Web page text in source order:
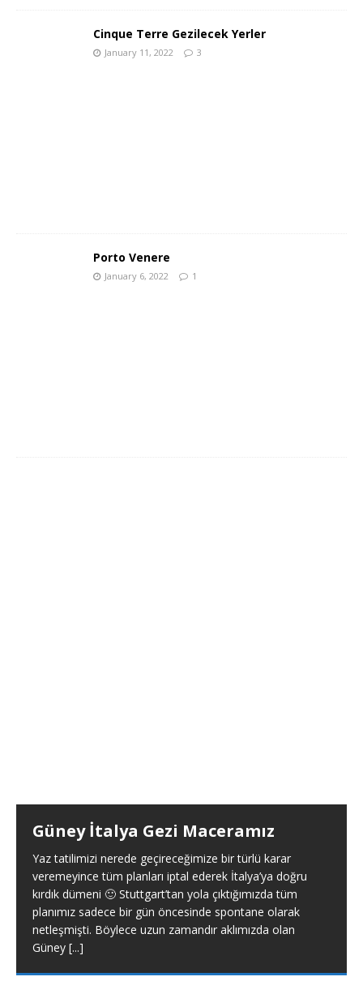
Cinque Terre Gezilecek Yerler
January 11, 2022 3
Porto Venere
January 6, 2022 1
Güney İtalya Gezi Maceramız
Yaz tatilimizi nerede geçireceğimize bir türlü karar
veremeyince tüm planları iptal ederek İtalya’ya doğru
kırdık dümeni 🙂 Stuttgart’tan yola çıktığımızda tüm
planımız sadece bir gün öncesinde spontane olarak
netleşmişti. Böylece uzun zamandır aklımızda olan
Güney [...]